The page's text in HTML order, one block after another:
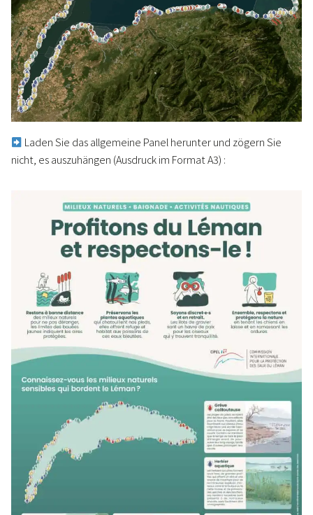
Laden Sie das allgemeine Panel herunter und zögern Sie
nicht, es auszuhängen (Ausdruck im Format A3) :